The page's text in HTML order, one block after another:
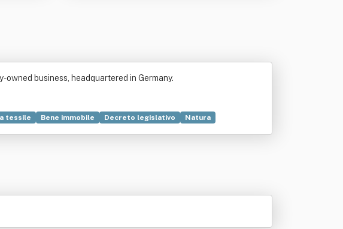
business, headquartered in Germany.
tessile Bene immobile Decreto legislativo
Natura